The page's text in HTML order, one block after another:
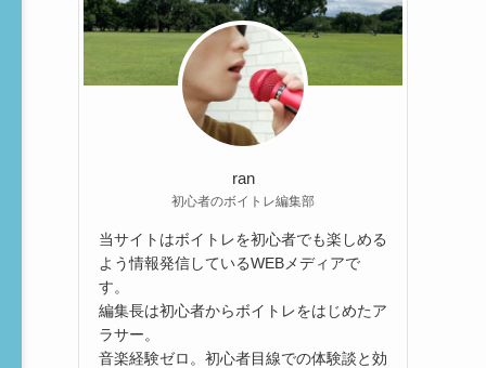
ran
初心者のボイトレ編集部
当サイトはボイトレを初心者でも楽しめる
よう情報発信しているWEBメディアで
す。
編集長は初心者からボイトレをはじめたア
ラサー。
音楽経験ゼロ。初心者目線での体験談と効